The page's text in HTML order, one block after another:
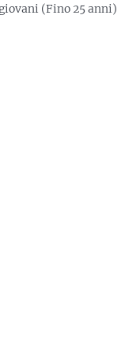
(Fino 25 anni)